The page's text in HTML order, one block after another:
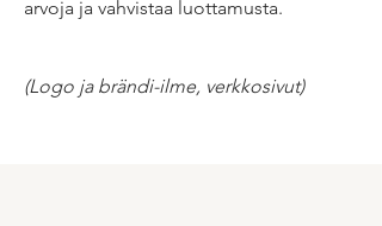
arvoja ja vahvistaa luottamusta.
(Logo ja brändi-ilme, verkkosivut)